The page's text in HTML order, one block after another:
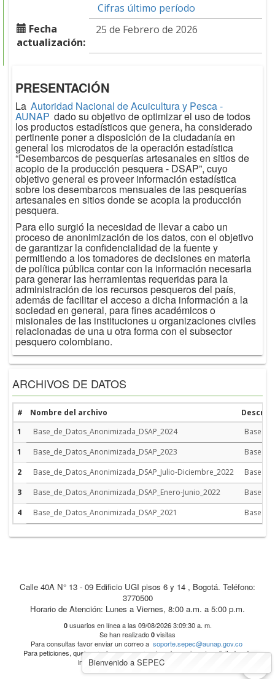
Cifras último período
Fecha
actualización:
25 de Febrero de 2026
PRESENTACIÓN
La Autoridad Nacional de Acuicultura y Pesca -
AUNAP dado su objetivo de optimizar el uso de todos
los productos estadísticos que genera, ha considerado
pertinente poner a disposición de la ciudadanía en
general los microdatos de la operación estadística
“Desembarcos de pesquerías artesanales en sitios de
acopio de la producción pesquera - DSAP”, cuyo
objetivo general es proveer información estadística
sobre los desembarcos mensuales de las pesquerías
artesanales en sitios donde se acopia la producción
pesquera.
Para ello surgió la necesidad de llevar a cabo un
proceso de anonimización de los datos, con el objetivo
de garantizar la confidencialidad de la fuente y
permitiendo a los tomadores de decisiones en materia
de política pública contar con la información necesaria
para generar las herramientas requeridas para la
administración de los recursos pesqueros del país,
además de facilitar el acceso a dicha información a la
sociedad en general, para fines académicos o
misionales de las instituciones u organizaciones civiles
relacionadas de una u otra forma con el subsector
pesquero colombiano.
ARCHIVOS DE DATOS
# Nombre del archivo
1
Base_de_Datos_Anonimizada_DSAP_2024
Base
1
Base_de_Datos_Anonimizada_DSAP_2023
Base
2
Base_de_Datos_Anonimizada_DSAP_Julio-Diciembre_2022
Base
3
Base_de_Datos_Anonimizada_DSAP_Enero-Junio_2022
Base
4
Base_de_Datos_Anonimizada_DSAP_2021 Base
Calle 40A N° 13 - 09 Edificio UGI pisos 6 y 14 , Bogotá. Teléfono:
3770500
Horario de Atención: Lunes a Viernes, 8:00 a.m. a 5:00 p.m.
0 usuarios en línea a las 09/08/2026 3:09:30 a. m.
Se han realizado 0 visitas
Para consultas favor enviar un correo a soporte.sepec@aunap.gov.co
Para peticiones, quejas, reclamos, sugerencias, denuncias y/o solicitudes de
información, dirijase aAUNAP PQRD'S ^
Bienvenido a SEPEC